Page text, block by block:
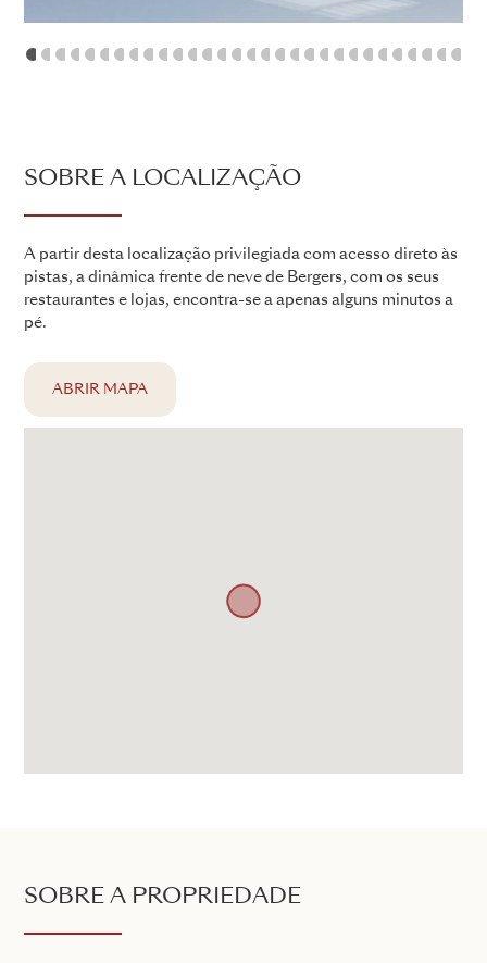
1 2 3 4 5 6 7 8 9 1011121314151617181920212223242526
SOBRE A LOCALIZAÇÃO
A partir desta localização privilegiada com acesso direto às
pistas, a dinâmica frente de neve de Bergers, com os seus
restaurantes e lojas, encontra-se a apenas alguns minutos a
pé.
ABRIR MAPA
SOBRE A PROPRIEDADE